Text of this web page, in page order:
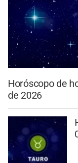
Horóscopo de
de 2026